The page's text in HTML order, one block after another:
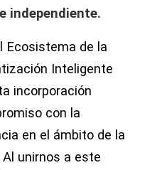
independiente.
Ecosistema de la
Inteligente
incorporación
con la
en el ámbito de la
unirnos a este